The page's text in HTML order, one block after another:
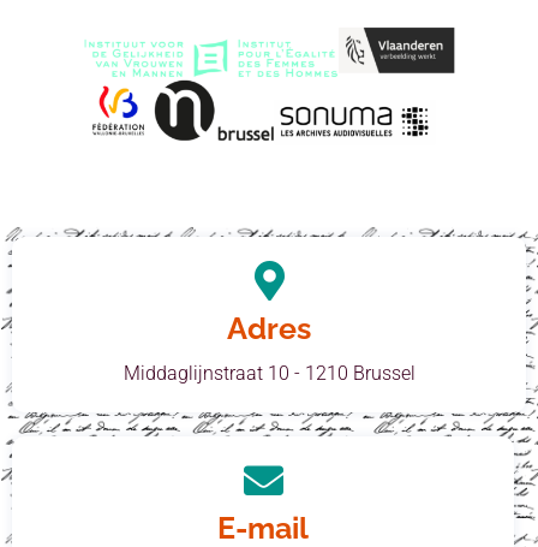
Adres
Middaglijnstraat 10 - 1210 Brussel
E-mail